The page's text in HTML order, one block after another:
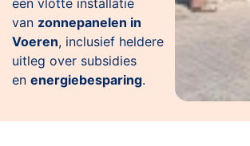
een vlotte installatie
van zonnepanelen in
Voeren, inclusief heldere
uitleg over subsidies
en energiebesparing.